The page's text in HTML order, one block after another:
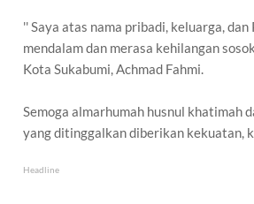
'' Saya atas nama pribadi, keluarga,
mendalam dan merasa kehilangan
Kota Sukabumi, Achmad Fahmi.
Semoga almarhumah husnul khatimah
yang ditinggalkan diberikan kekuatan,
Headline